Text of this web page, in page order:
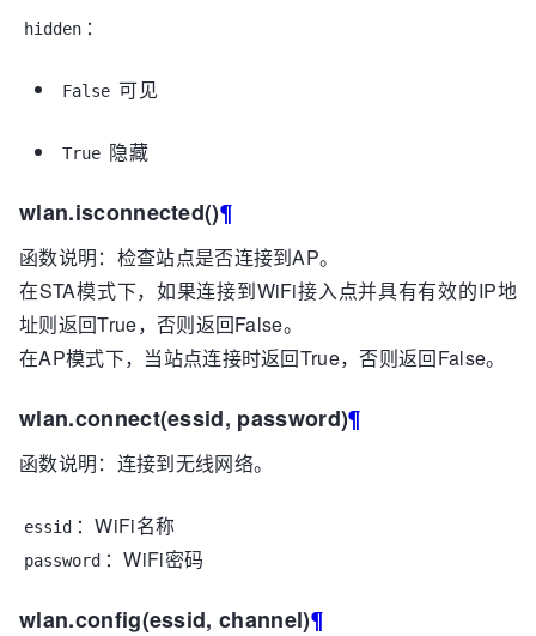
hidden ：
False 可见
True 隐藏
wlan.isconnected()¶
函数说明：检查站点是否连接到AP。
在STA模式下，如果连接到WiFi接入点并具有有效的IP地
址则返回True，否则返回False。
在AP模式下，当站点连接时返回True，否则返回False。
wlan.connect(essid, password)¶
函数说明：连接到无线网络。
essid ：WiFi名称
password ：WiFi密码
wlan.config(essid, channel)¶